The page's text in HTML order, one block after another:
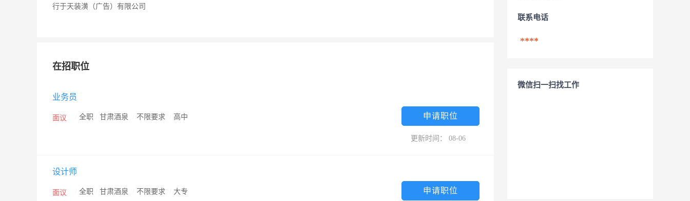
行于天装潢（广告）有限公司
在招职位
业务员
面议 全职 甘肃酒泉 不限要求 高中 申请职位
更新时间： 08-06
设计师
面议 全职 甘肃酒泉 不限要求 大专 申请职位
联系电话
****
微信扫一扫找工作